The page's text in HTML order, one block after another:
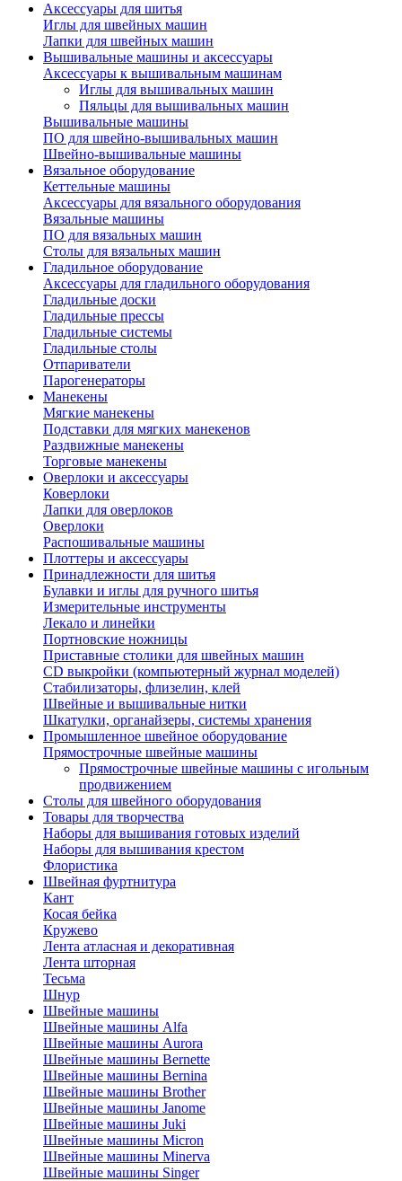
Аксессуары для шитья
Иглы для швейных машин
Лапки для швейных машин
Вышивальные машины и аксессуары
Аксессуары к вышивальным машинам
Иглы для вышивальных машин
Пяльцы для вышивальных машин
Вышивальные машины
ПО для швейно-вышивальных машин
Швейно-вышивальные машины
Вязальное оборудование
Кеттельные машины
Аксессуары для вязального оборудования
Вязальные машины
ПО для вязальных машин
Столы для вязальных машин
Гладильное оборудование
Аксессуары для гладильного оборудования
Гладильные доски
Гладильные прессы
Гладильные системы
Гладильные столы
Отпариватели
Парогенераторы
Манекены
Мягкие манекены
Подставки для мягких манекенов
Раздвижные манекены
Торговые манекены
Оверлоки и аксессуары
Коверлоки
Лапки для оверлоков
Оверлоки
Распошивальные машины
Плоттеры и аксессуары
Принадлежности для шитья
Булавки и иглы для ручного шитья
Измерительные инструменты
Лекало и линейки
Портновские ножницы
Приставные столики для швейных машин
СD выкройки (компьютерный журнал моделей)
Стабилизаторы, флизелин, клей
Швейные и вышивальные нитки
Шкатулки, органайзеры, системы хранения
Промышленное швейное оборудование
Прямострочные швейные машины
Прямострочные швейные машины с игольным
продвижением
Столы для швейного оборудования
Товары для творчества
Наборы для вышивания готовых изделий
Наборы для вышивания крестом
Флористика
Швейная фуртнитура
Кант
Косая бейка
Кружево
Лента aтласная и декоративная
Лента шторная
Тесьма
Шнур
Швейные машины
Швейные машины Alfa
Швейные машины Aurora
Швейные машины Bernette
Швейные машины Bernina
Швейные машины Brother
Швейные машины Janome
Швейные машины Juki
Швейные машины Micron
Швейные машины Minerva
Швейные машины Singer